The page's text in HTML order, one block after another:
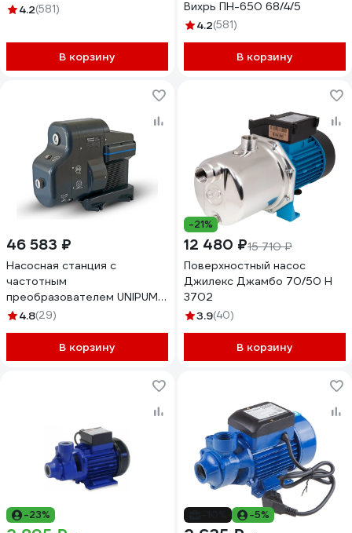
4.2(581)
В корзину
Вихрь ПН-650 68/4/5
4.2(581)
В корзину
46 583 ₽
Насосная станция с
частотным
преобразователем UNIPUMP
SCA MAX 75354
4.8(29)
В корзину
-21%
12 480 ₽15 710 ₽
Поверхностный насос
Джилекс Джамбо 70/50 Н
3702
3.9(40)
В корзину
-23% -5%